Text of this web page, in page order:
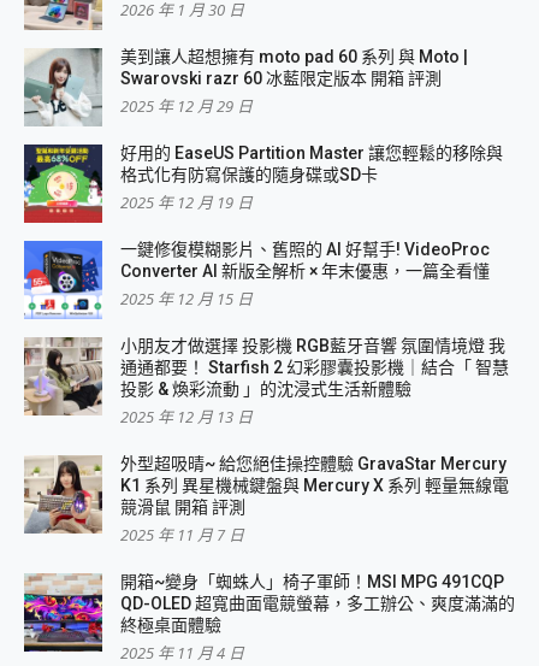
2026 年 1 月 30 日
美到讓人超想擁有 moto pad 60 系列 與 Moto |
Swarovski razr 60 冰藍限定版本 開箱 評測
2025 年 12 月 29 日
好用的 EaseUS Partition Master 讓您輕鬆的移除與
格式化有防寫保護的隨身碟或SD卡
2025 年 12 月 19 日
一鍵修復模糊影片、舊照的 AI 好幫手! VideoProc
Converter AI 新版全解析 × 年末優惠，一篇全看懂
2025 年 12 月 15 日
小朋友才做選擇 投影機 RGB藍牙音響 氛圍情境燈 我
通通都要！ Starfish 2 幻彩膠囊投影機｜結合「 智慧
投影 & 煥彩流動 」的沈浸式生活新體驗
2025 年 12 月 13 日
外型超吸晴~ 給您絕佳操控體驗 GravaStar Mercury
K1 系列 異星機械鍵盤與 Mercury X 系列 輕量無線電
競滑鼠 開箱 評測
2025 年 11 月 7 日
開箱~變身「蜘蛛人」椅子軍師！MSI MPG 491CQP
QD-OLED 超寬曲面電競螢幕，多工辦公、爽度滿滿的
終極桌面體驗
2025 年 11 月 4 日